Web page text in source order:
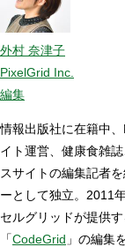
外村 奈津子
PixelGrid Inc.
編集
情報出版社に在籍中
イト運営、健康食雑
スサイトの編集記者
ーとして独立。2011
セルグリッドが提供
「CodeGrid 」の編集